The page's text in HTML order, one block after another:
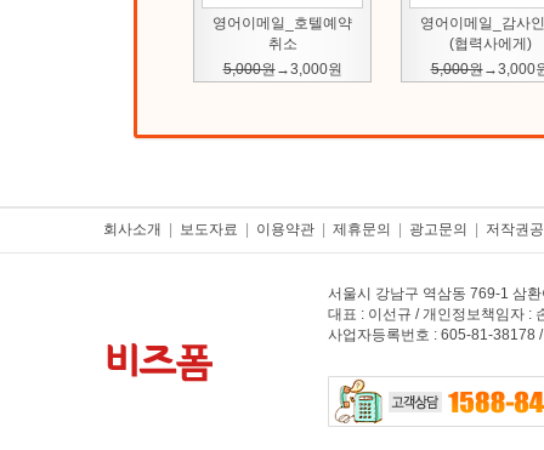
영어이메일_감사인사
(협력사에게)
5,000원→3,000원
영어이메일_카탈
요청
5,000원→3,000
회사소개 보도자료 이용약관 제휴문의 광고문의 저작권
서울시 강남구 역삼동 769-1 삼
대표 : 이선규 / 개인정보책임자 :
사업자등록번호 : 605-81-38178